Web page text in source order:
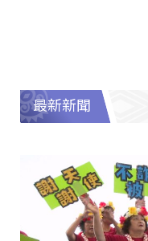
最新新聞